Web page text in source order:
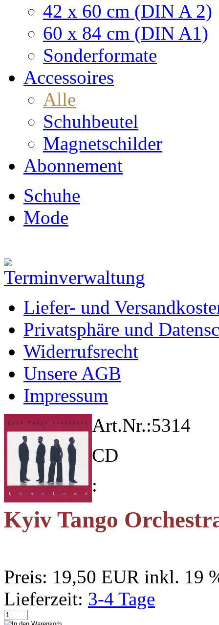
42 x 60 cm (DIN A 2)
60 x 84 cm (DIN A1)
Sonderformate
Accessoires
Alle
Schuhbeutel
Magnetschilder
Abonnement
Schuhe
Mode
Liefer- und
Privatsphäre und
Widerrufsrecht
Unsere AGB
Impressum
Art.Nr.:5314
CD
:
Kyiv Tango
Preis: 19,50 EUR inkl. 19
Lieferzeit: 3-4 Tage